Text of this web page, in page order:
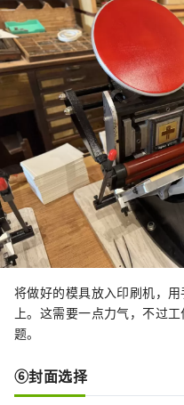
将做好的模具放入印刷机，
上。这需要一点力气，不过
题。
⑥封面选择